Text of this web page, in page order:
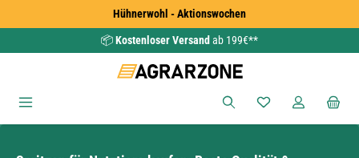
Zum Hauptinhalt springenHühnerwohl - Aktionswochen
📦Kostenloser Versand ab 199€**
Du hast 0